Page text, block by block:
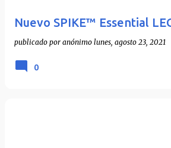
Nuevo SPIKE™ Essential
publicado por anónimo lunes, agosto 23, 2021
0